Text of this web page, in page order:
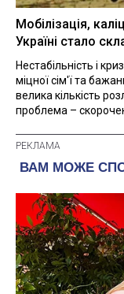
Мобілізація,
Україні стало
Нестабільність і
міцної сім'ї та
велика кількість
проблема –